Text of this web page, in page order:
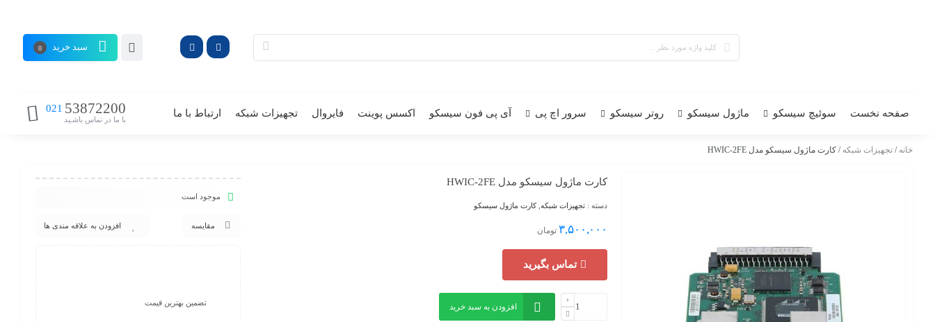
سبد خرید 0
صفحه نخست سوئیچ سیسکو ماژول سیسکو روتر سیسکو سرور اچ پی آی پی فون سیسکو اکسس پوینت فایروال تجهیزات شبکه ارتباط با ما 53872200
021
با ما در تماس باشـید
خانه / تجهیزات شبکه / کارت ماژول سیسکو مدل HWIC-2FE
کارت ماژول سیسکو مدل HWIC-2FE
دسته :تجهیزات شبکه ,کارت ماژول سیسکو
۳,۵۰۰,۰۰۰ تومان
تماس بگیرید
افزودن به سبد خرید
موجود است
مقایسه افزودن به علاقه مندی ها
تضمین بهترین قیمت